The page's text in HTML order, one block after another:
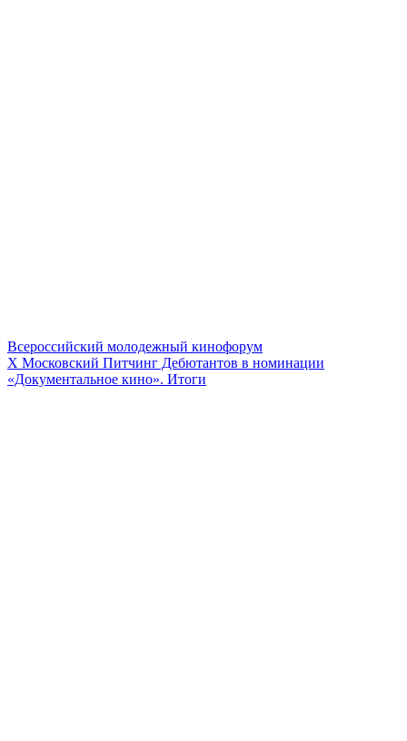
Всероссийский молодежный кинофорум
Х Московский Питчинг Дебютантов в номинации
«Документальное кино». Итоги